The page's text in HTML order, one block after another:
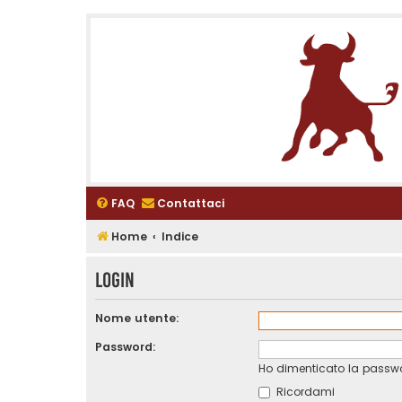
FAQ Contattaci
Home Indice
Login
Nome utente:
Password:
Ho dimenticato la
Ricordami